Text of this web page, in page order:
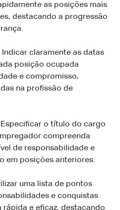
as posições mais
destacando a progressão
Indicar claramente as datas
posição ocupada
e compromisso,
na profissão de
Especificar o título do cargo
compreenda
de responsabilidade e
em posições anteriores.
uma lista de pontos
e conquistas
rápida e eficaz, destacando